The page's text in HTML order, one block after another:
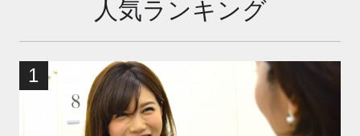
人気ランキング